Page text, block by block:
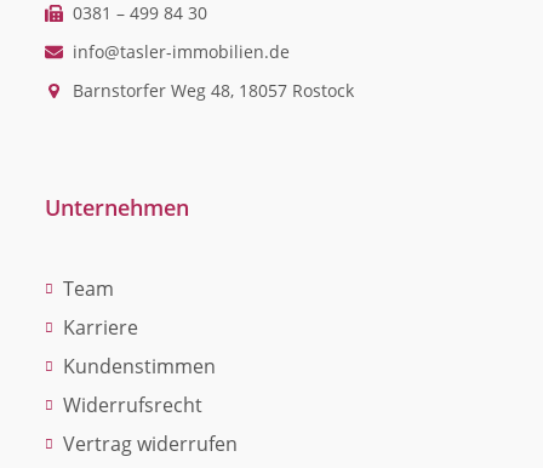
0381 – 499 84 30
info@tasler-immobilien.de
Barnstorfer Weg 48, 18057 Rostock
Unternehmen
Team
Karriere
Kundenstimmen
Widerrufsrecht
Vertrag widerrufen